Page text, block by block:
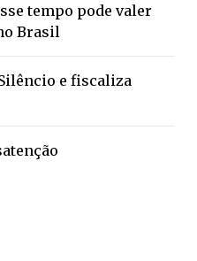
tempo pode valer
Brasil
e fiscaliza